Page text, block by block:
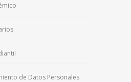
de Datos Personales